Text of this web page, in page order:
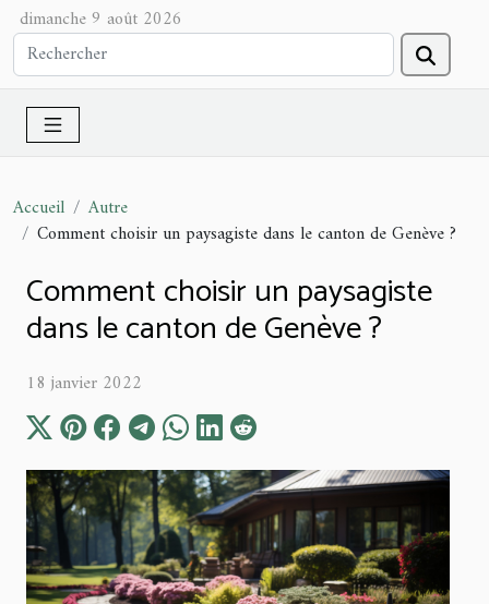
dimanche 9 août 2026
Accueil
Autre
Comment choisir un paysagiste dans le canton de Genève ?
Comment choisir un paysagiste
dans le canton de Genève ?
18 janvier 2022